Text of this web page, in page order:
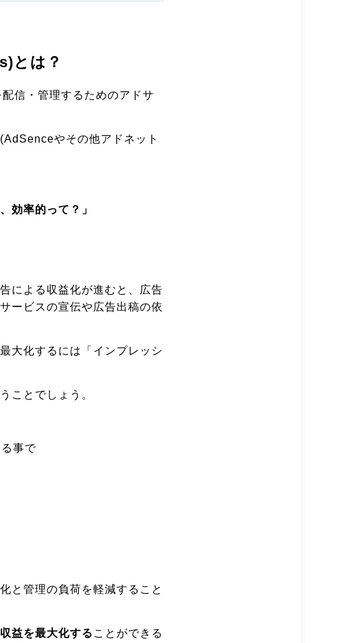
とは？
信・管理するためのアドサ
やその他アドネット
効率的って？」
による収益化が進むと、広告
ービスの宣伝や広告出稿の依
大化するには「インプレッシ
ことでしょう。
事で
と管理の負荷を軽減すること
益を最大化する ことができる